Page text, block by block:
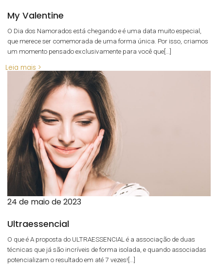
My Valentine
O Dia dos Namorados está chegando e é uma data muito especial,
que merece ser comemorada de uma forma única. Por isso, criamos
um momento pensado exclusivamente para você que[...]
Leia mais >
24 de maio de 2023
Ultraessencial
O que é A proposta do ULTRAESSENCIAL é a associação de duas
técnicas que já são incríveis de forma isolada, e quando associadas
potencializam o resultado em até 7 vezes![...]